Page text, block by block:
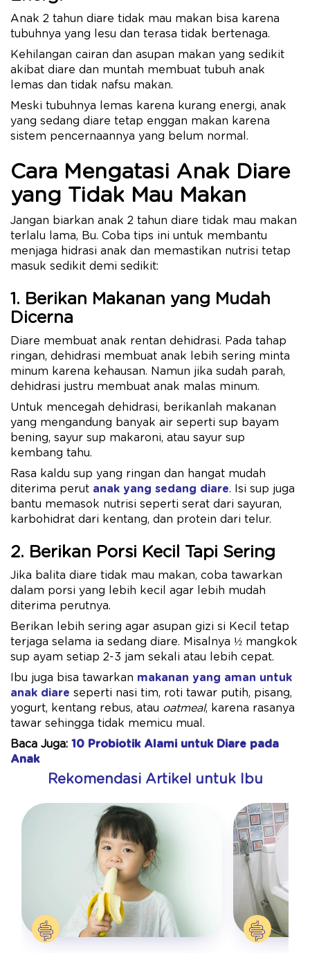
Anak 2 tahun diare tidak mau makan bisa karena
tubuhnya yang lesu dan terasa tidak bertenaga.
Kehilangan cairan dan asupan makan yang sedikit
akibat diare dan muntah membuat tubuh anak
lemas dan tidak nafsu makan.
Meski tubuhnya lemas karena kurang energi, anak
yang sedang diare tetap enggan makan karena
sistem pencernaannya yang belum normal.
Cara Mengatasi Anak Diare
yang Tidak Mau Makan
Jangan biarkan anak 2 tahun diare tidak mau makan
terlalu lama, Bu. Coba tips ini untuk membantu
menjaga hidrasi anak dan memastikan nutrisi tetap
masuk sedikit demi sedikit:
1. Berikan Makanan yang Mudah
Dicerna
Diare membuat anak rentan dehidrasi. Pada tahap
ringan, dehidrasi membuat anak lebih sering minta
minum karena kehausan. Namun jika sudah parah,
dehidrasi justru membuat anak malas minum.
Untuk mencegah dehidrasi, berikanlah makanan
yang mengandung banyak air seperti sup bayam
bening, sayur sup makaroni, atau sayur sup
kembang tahu.
Rasa kaldu sup yang ringan dan hangat mudah
diterima perut anak yang sedang diare. Isi sup juga
bantu memasok nutrisi seperti serat dari sayuran,
karbohidrat dari kentang, dan protein dari telur.
2. Berikan Porsi Kecil Tapi Sering
Jika balita diare tidak mau makan, coba tawarkan
dalam porsi yang lebih kecil agar lebih mudah
diterima perutnya.
Berikan lebih sering agar asupan gizi si Kecil tetap
terjaga selama ia sedang diare. Misalnya ½ mangkok
sup ayam setiap 2-3 jam sekali atau lebih cepat.
Ibu juga bisa tawarkan makanan yang aman untuk
anak diare seperti nasi tim, roti tawar putih, pisang,
yogurt, kentang rebus, atau oatmeal, karena rasanya
tawar sehingga tidak memicu mual.
Baca Juga: 10 Probiotik Alami untuk Diare pada
Anak
Rekomendasi Artikel untuk Ibu